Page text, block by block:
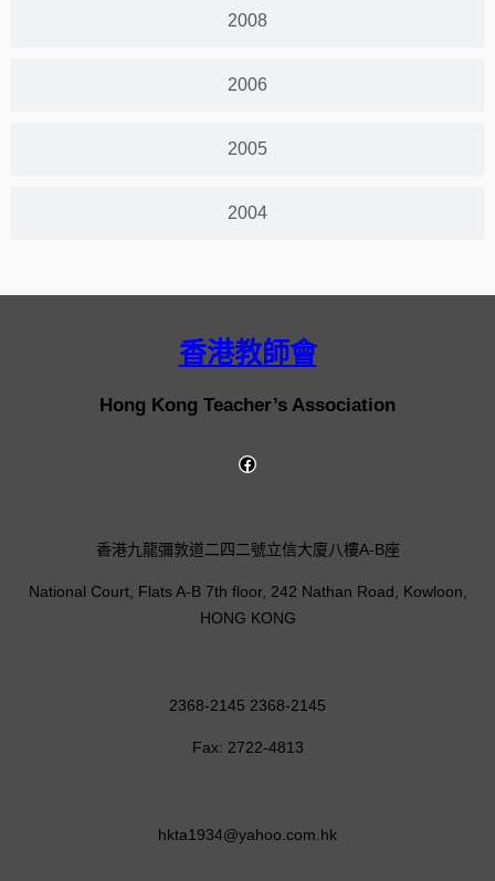
2008
2006
2005
2004
香港教師會
Hong Kong Teacher’s Association
香港九龍彌敦道二四二號立信大廈八樓A-B座
National Court, Flats A-B 7th floor, 242 Nathan Road, Kowloon,
HONG KONG
2368-2145 2368-2145
Fax: 2722-4813
hkta1934@yahoo.com.hk